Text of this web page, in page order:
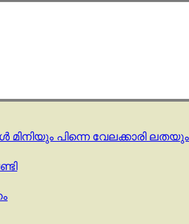
പിന്നെ വേലക്കാരി ലതയും